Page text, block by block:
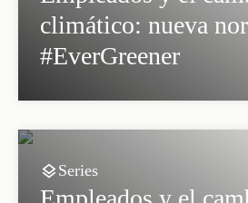
climático: nueva
#EverGreener
Series